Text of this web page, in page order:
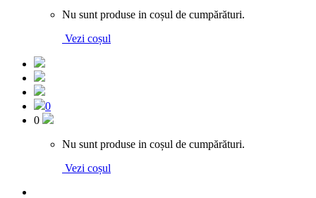
Nu sunt produse in coșul de cumpărături.
Vezi coșul
0
0
Nu sunt produse in coșul de cumpărături.
Vezi coșul